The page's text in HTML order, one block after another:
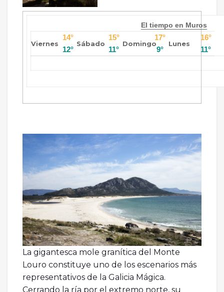
El tiempo en Muros
Viernes
14°
12°
Sábado
15°
11°
Domingo
17°
9°
Lunes
16°
11°
La gigantesca mole granítica del Monte
Louro constituye uno de los escenarios más
representativos de la Galicia Mágica.
Cerrando la ría por el extremo norte, su